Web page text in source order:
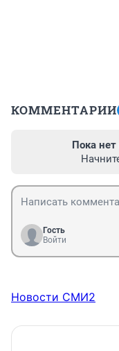
КОММЕНТАРИИ
Пока
Гость
Войти
Новости СМИ2